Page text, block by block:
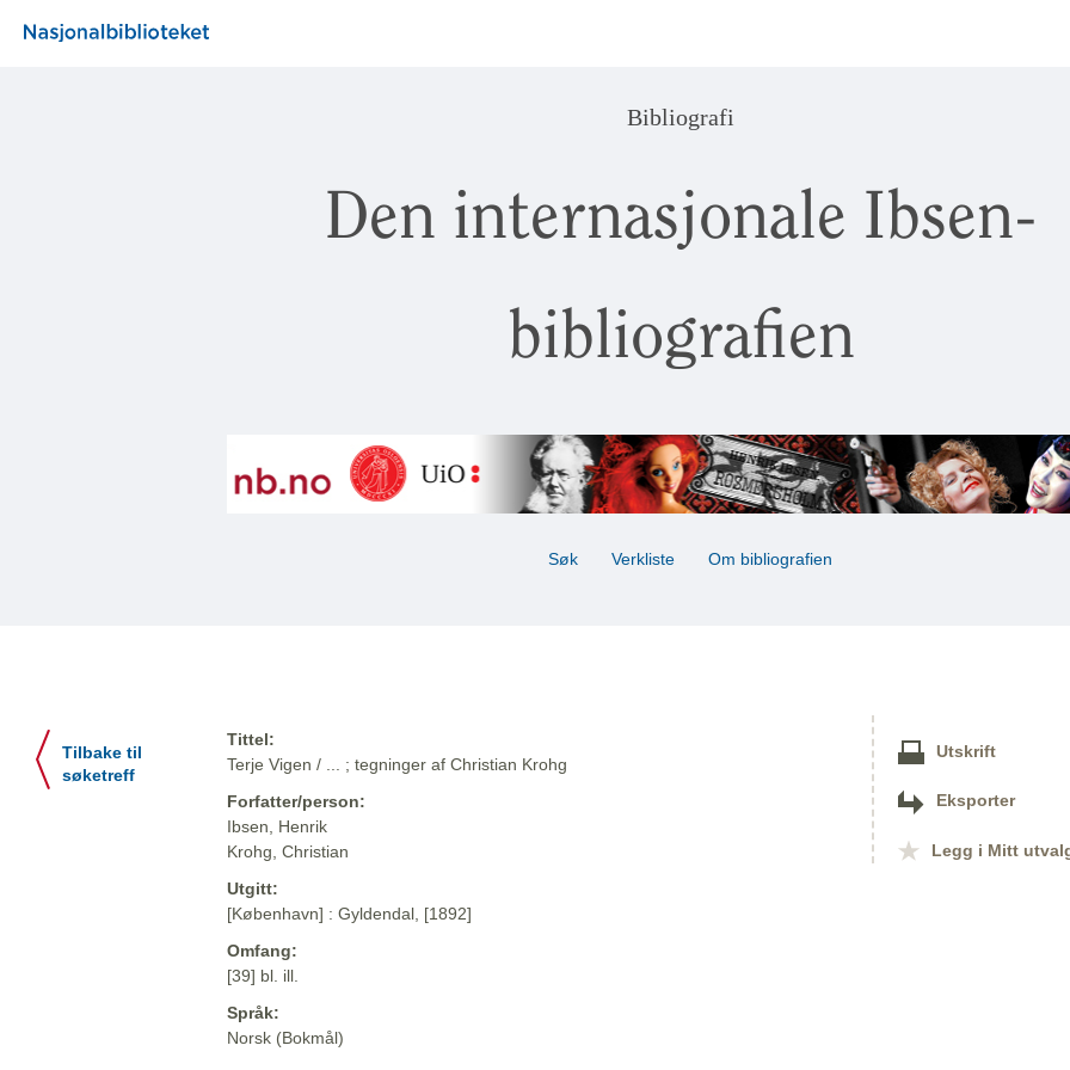
Bibliografi
Den internasjonale Ibsen-
bibliografien
Søk Verkliste Om bibliografien
Tilbake til
søketreff
Tittel:
Terje Vigen / ... ; tegninger af Christian Krohg
Forfatter/person:
Ibsen, Henrik
Krohg, Christian
Utgitt:
[København] : Gyldendal, [1892]
Omfang:
[39] bl. ill.
Språk:
Norsk (Bokmål)
Utskrift
Eksporter
Legg i Mitt